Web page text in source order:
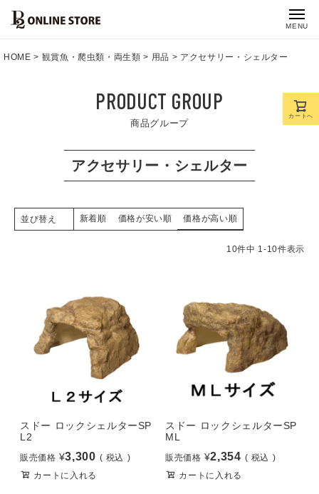
MENU
HOME 観賞魚・爬虫類・両生類 用品 アクセサリー・シェルター
PRODUCT GROUP
商品グループ
アクセサリー・シェルター
並び替え 新着順 価格が安い順 価格が高い順
10件中 1-10件表示
スドー ロックシェルターSP
L2
販売価格 ¥3,300
税込
カートに入れる
スドー ロックシェルターSP
ML
販売価格 ¥2,354
税込
カートに入れる
カートへ